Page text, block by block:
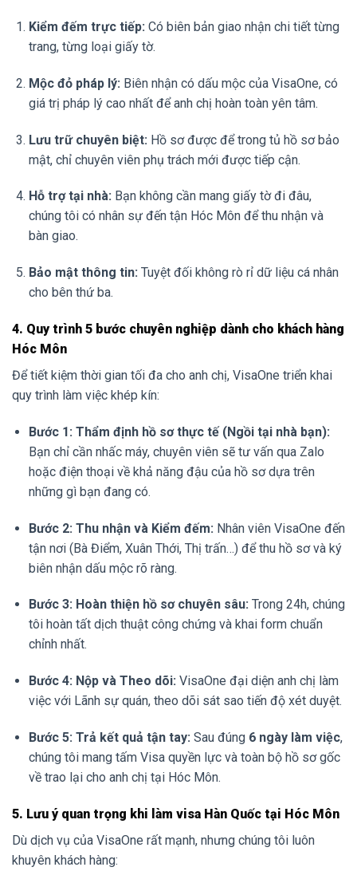
Kiểm đếm trực tiếp: Có biên bản giao nhận chi tiết từng
trang, từng loại giấy tờ.
Mộc đỏ pháp lý: Biên nhận có dấu mộc của VisaOne, có
giá trị pháp lý cao nhất để anh chị hoàn toàn yên tâm.
Lưu trữ chuyên biệt: Hồ sơ được để trong tủ hồ sơ bảo
mật, chỉ chuyên viên phụ trách mới được tiếp cận.
Hỗ trợ tại nhà: Bạn không cần mang giấy tờ đi đâu,
chúng tôi có nhân sự đến tận Hóc Môn để thu nhận và
bàn giao.
Bảo mật thông tin: Tuyệt đối không rò rỉ dữ liệu cá nhân
cho bên thứ ba.
4. Quy trình 5 bước chuyên nghiệp dành cho khách hàng
Hóc Môn
Để tiết kiệm thời gian tối đa cho anh chị, VisaOne triển khai
quy trình làm việc khép kín:
Bước 1: Thẩm định hồ sơ thực tế (Ngồi tại nhà bạn):
Bạn chỉ cần nhấc máy, chuyên viên sẽ tư vấn qua Zalo
hoặc điện thoại về khả năng đậu của hồ sơ dựa trên
những gì bạn đang có.
Bước 2: Thu nhận và Kiểm đếm: Nhân viên VisaOne đến
tận nơi (Bà Điểm, Xuân Thới, Thị trấn…) để thu hồ sơ và ký
biên nhận dấu mộc rõ ràng.
Bước 3: Hoàn thiện hồ sơ chuyên sâu: Trong 24h, chúng
tôi hoàn tất dịch thuật công chứng và khai form chuẩn
chỉnh nhất.
Bước 4: Nộp và Theo dõi: VisaOne đại diện anh chị làm
việc với Lãnh sự quán, theo dõi sát sao tiến độ xét duyệt.
Bước 5: Trả kết quả tận tay: Sau đúng 6 ngày làm việc,
chúng tôi mang tấm Visa quyền lực và toàn bộ hồ sơ gốc
về trao lại cho anh chị tại Hóc Môn.
5. Lưu ý quan trọng khi làm visa Hàn Quốc tại Hóc Môn
Dù dịch vụ của VisaOne rất mạnh, nhưng chúng tôi luôn
khuyên khách hàng: